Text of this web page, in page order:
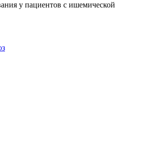
у пациентов с ишемической